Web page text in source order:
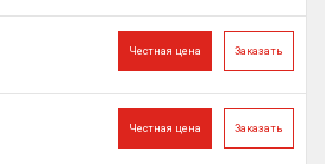
Заказать
Честная цена
Заказать
Честная цена